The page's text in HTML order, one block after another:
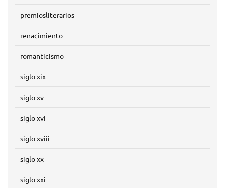
premiosliterarios
renacimiento
romanticismo
siglo xix
siglo xv
siglo xvi
siglo xviii
siglo xx
siglo xxi